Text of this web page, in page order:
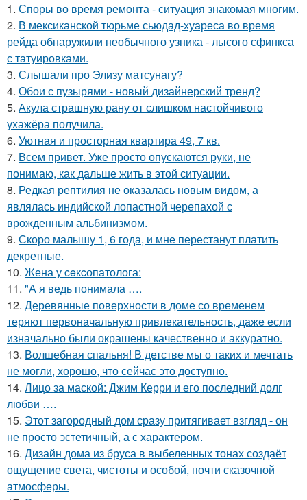
1. Споры во время ремонта - ситуация знакомая многим.
2. В мексиканской тюрьме сьюдад-хуареса во время
рейда обнаружили необычного узника - лысого сфинкса
с татуировками.
3. Слышали про Элизу матсунагу?
4. Обои с пузырями - новый дизайнерский тренд?
5. Акула страшную рану от слишком настойчивого
ухажёра получила.
6. Уютная и просторная квартира 49, 7 кв.
7. Всем привет. Уже просто опускаются руки, не
понимаю, как дальше жить в этой ситуации.
8. Редкая рептилия не оказалась новым видом, а
являлась индийской лопастной черепахой с
врожденным альбинизмом.
9. Скоро малышу 1, 6 года, и мне перестанут платить
декретные.
10. Жена у ceкcопатолога:
11. "А я ведь понимала ….
12. Деревянные поверхности в доме со временем
теряют первоначальную привлекательность, даже если
изначально были окрашены качественно и аккуратно.
13. Волшебная спальня! В детстве мы о таких и мечтать
не могли, хорошо, что сейчас это доступно.
14. Лицо за маской: Джим Керри и его последний долг
любви ….
15. Этот загородный дом сразу притягивает взгляд - он
не просто эстетичный, а с характером.
16. Дизайн дома из бруса в выбеленных тонах создаёт
ощущение света, чистоты и особой, почти сказочной
атмосферы.